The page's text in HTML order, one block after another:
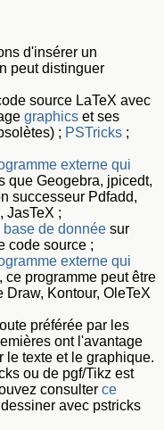
d'insérer un
peut distinguer
source LaTeX avec
graphicset ses
; PSTricks;
externe qui
que Geogebra, jpicedt,
successeur Pdfadd,
JasTeX ;
base de donnéesur
code source ;
externe qui
ce programme peut être
Draw, Kontour, OleTeX
préférée par les
ont l'avantage
le texte et le graphique.
ou de pgf/Tikz est
consulter ce
avec pstricks